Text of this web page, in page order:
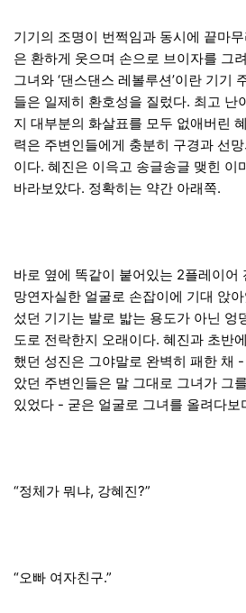
기기의 조명이 번쩍임과 동시에 끝마
은 환하게 웃으며 손으로 브이자를 그
그녀와 ‘댄스댄스 레볼루션’이란 기기
들은 일제히 환호성을 질렀다. 최고 난
지 대부분의 화살표를 모두 없애버린
력은 주변인들에게 충분히 구경과 선
이다. 혜진은 이윽고 송글송글 맺힌 이
바라보았다. 정확히는 약간 아래쪽.
바로 옆에 똑같이 붙어있는 2플레이어
망연자실한 얼굴로 손잡이에 기대 앉
섰던 기기는 발로 밟는 용도가 아닌 엉
도로 전락한지 오래이다. 혜진과 초반
했던 성진은 그야말로 완벽히 패한 채
았던 주변인들은 말 그대로 그녀가 그
있었다 - 굳은 얼굴로 그녀를 올려다보
“정체가 뭐냐, 강혜진?”
“오빠 여자친구.”